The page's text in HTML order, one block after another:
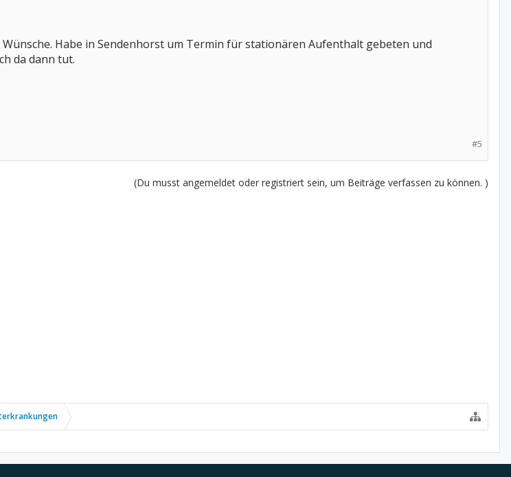
Habe in Sendenhorst um Termin für stationären Aufenthalt gebeten und
da dann tut.
#5
(Du musst angemeldet oder registriert sein, um Beiträge verfassen zu können. )